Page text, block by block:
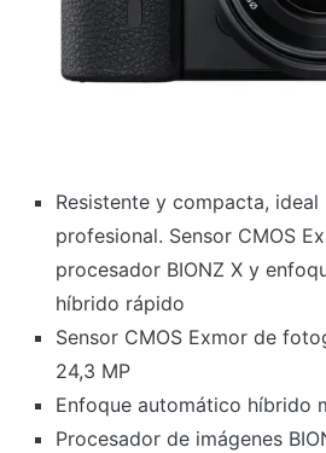
Resistente y compacta, ideal
profesional. Sensor CMOS
procesador BIONZ X y
híbrido rápido
Sensor CMOS Exmor de
24,3 MP
Enfoque automático híbrido
Procesador de imágenes